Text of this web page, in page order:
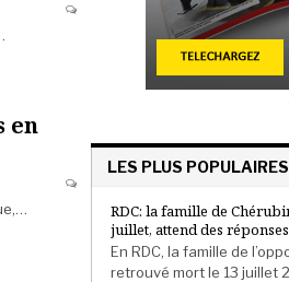
en
LES PLUS POPULAIRES
RDC: la famille de
juillet, attend des
En RDC, la famille de
retrouvé mort le 13 juillet